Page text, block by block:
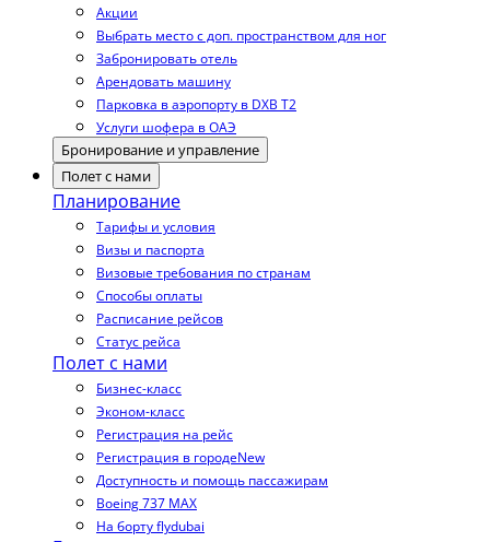
Акции
Выбрать место с доп. пространством для ног
Забронировать отель
Арендовать машину
Парковка в аэропорту в DXB T2
Услуги шофера в ОАЭ
Бронирование и управление
Полет с нами
Планирование
Тарифы и условия
Визы и паспорта
Визовые требования по странам
Способы оплаты
Расписание рейсов
Статус рейса
Полет с нами
Бизнес-класс
Эконом-класс
Регистрация на рейс
Регистрация в городеNew
Доступность и помощь пассажирам
Boeing 737 MAX
На борту flydubai